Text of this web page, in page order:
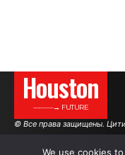
Houston
———→ FUTURE
© Все права защищены.
We use cookies